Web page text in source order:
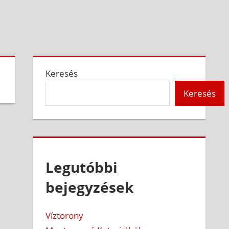
Keresés
Keresés
Legutóbbi
bejegyzések
Víztorony